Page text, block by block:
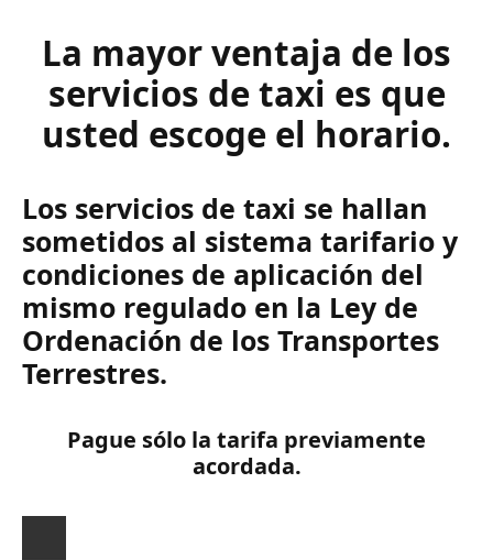
La mayor ventaja de los
servicios de taxi es que
usted escoge el horario.
Los servicios de taxi se hallan
sometidos al sistema tarifario y
condiciones de aplicación del
mismo regulado en la Ley de
Ordenación de los Transportes
Terrestres.
Pague sólo la tarifa previamente
acordada.